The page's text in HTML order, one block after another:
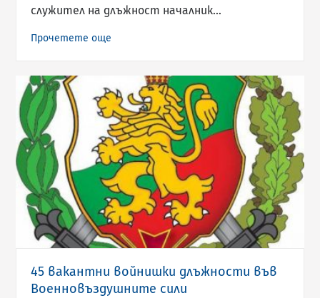
служител на длъжност началник…
Прочетете още
45 вакантни войнишки длъжности във
Военновъздушните сили